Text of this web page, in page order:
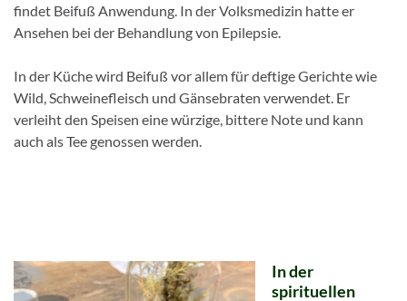
findet Beifuß Anwendung. In der Volksmedizin hatte er
Ansehen bei der Behandlung von Epilepsie.
In der Küche wird Beifuß vor allem für deftige Gerichte wie
Wild, Schweinefleisch und Gänsebraten verwendet. Er
verleiht den Speisen eine würzige, bittere Note und kann
auch als Tee genossen werden.
In der
spirituellen